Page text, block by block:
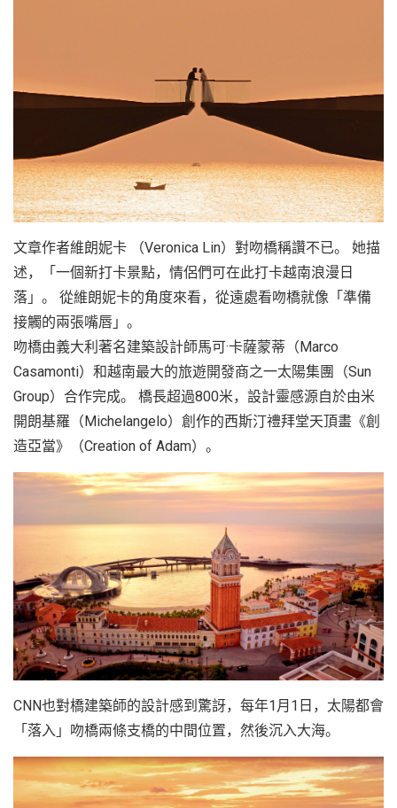
越
旅
行
社
文章作者維朗妮卡 （Veronica Lin）對吻橋稱讚不已。 她描
述，「一個新打卡景點，情侶們可在此打卡越南浪漫日
落」。 從維朗妮卡的角度來看，從遠處看吻橋就像「準備
接觸的兩張嘴唇」。
吻橋由義大利著名建築設計師馬可·卡薩蒙蒂（Marco
Casamonti）和越南最大的旅遊開發商之一太陽集團（Sun
Group）合作完成。 橋長超過800米，設計靈感源自於由米
開朗基羅（Michelangelo）創作的西斯汀禮拜堂天頂畫《創
造亞當》（Creation of Adam）。
CNN也對橋建築師的設計感到驚訝，每年1月1日，太陽都會
「落入」吻橋兩條支橋的中間位置，然後沉入大海。